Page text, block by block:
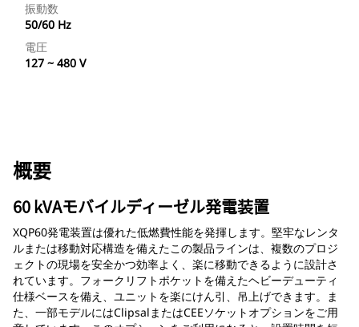
振動数
50/60 Hz
電圧
127 ~ 480 V
概要
60 kVAモバイルディーゼル発電装置
XQP60発電装置は優れた低燃費性能を発揮します。堅牢なレンタ
ルまたは移動対応構造を備えたこの製品ラインは、複数のプロジ
ェクトの現場を安全かつ効率よく、楽に移動できるように設計さ
れています。フォークリフトポケットを備えたヘビーデューティ
仕様ベースを備え、ユニットを楽にけん引、吊上げできます。ま
た、一部モデルにはClipsalまたはCEEソケットオプションをご用